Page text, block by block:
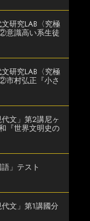
研究LAB〈究極
意識高い系生徒
研究LAB〈究極
市村弘正『小さ
文」第2講尼ヶ
『世界文明史の
」テスト
文」第1講國分